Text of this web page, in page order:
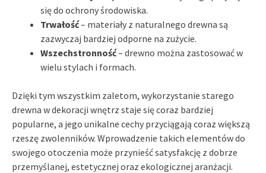
się do ochrony środowiska.
Trwałość– materiały z naturalnego drewna są
zazwyczaj bardziej odporne na zużycie.
Wszechstronność– drewno można zastosować w
wielu stylach i formach.
Dzięki tym wszystkim zaletom, wykorzystanie starego
drewna w dekoracji wnętrz staje się coraz bardziej
popularne, a jego unikalne cechy przyciągają coraz większą
rzeszę zwolenników. Wprowadzenie takich elementów do
swojego otoczenia może przynieść satysfakcję z dobrze
przemyślanej, estetycznej oraz ekologicznej aranżacji.